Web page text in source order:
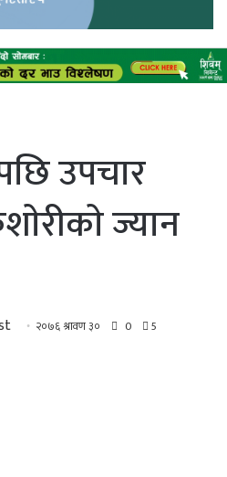
उपचार
ज्यान
२०७६ श्रावण ३० 0 5